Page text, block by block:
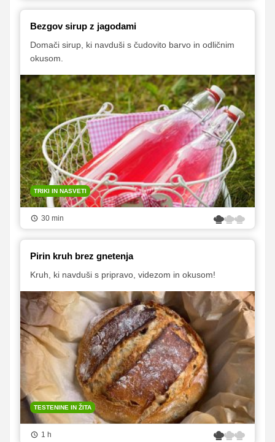
Bezgov sirup z jagodami
Domači sirup, ki navduši s čudovito barvo in odličnim
okusom.
TRIKI IN NASVETI
30 min
Pirin kruh brez gnetenja
Kruh, ki navduši s pripravo, videzom in okusom!
TESTENINE IN ŽITA
1 h